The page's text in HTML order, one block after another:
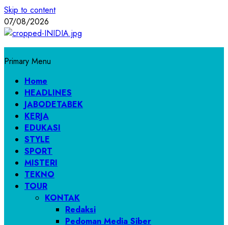
Skip to content
07/08/2026
Primary Menu
Home
HEADLINES
JABODETABEK
KERJA
EDUKASI
STYLE
SPORT
MISTERI
TEKNO
TOUR
KONTAK
Redaksi
Pedoman Media Siber